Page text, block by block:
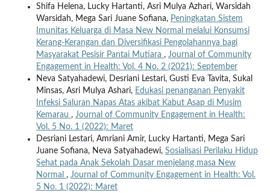
Shifa Helena, Lucky Hartanti, Asri Mulya Azhari, Warsidah
Warsidah, Mega Sari Juane Sofiana, Peningkatan Sistem
Imunitas Keluarga di Masa New Normal melalui Konsumsi
Kerang-Kerangan dan Diversifikasi Pengolahannya bagi
Masyarakat Pesisir Pantai Mutiara , Journal of Community
Engagement in Health: Vol. 4 No. 2 (2021): September
Neva Satyahadewi, Desriani Lestari, Gusti Eva Tavita, Sukal
Minsas, Asri Mulya Ashari, Edukasi penanganan Penyakit
Infeksi Saluran Napas Atas akibat Kabut Asap di Musim
Kemarau , Journal of Community Engagement in Health:
Vol. 5 No. 1 (2022): Maret
Desriani Lestari, Amriani Amir, Lucky Hartanti, Mega Sari
Juane Sofiana, Neva Satyahadewi, Sosialisasi Perilaku Hidup
Sehat pada Anak Sekolah Dasar menjelang masa New
Normal , Journal of Community Engagement in Health: Vol.
5 No. 1 (2022): Maret